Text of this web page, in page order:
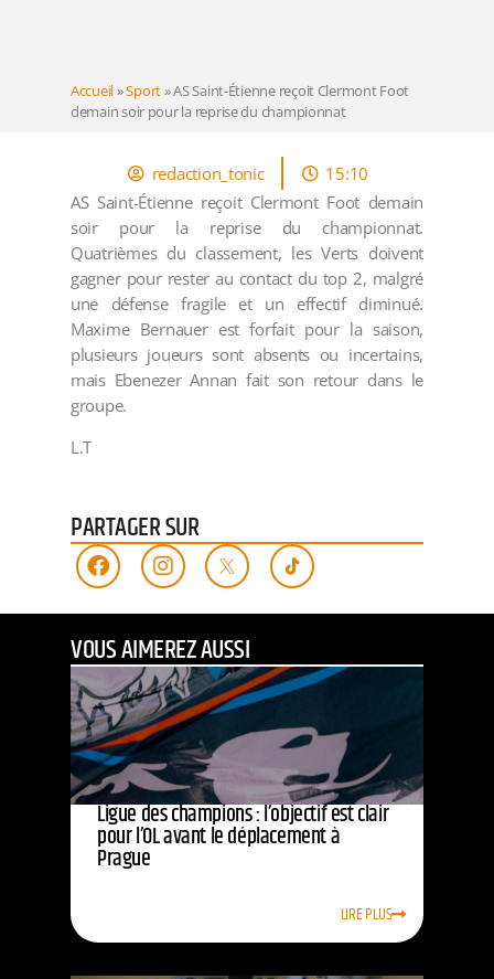
Accueil»Sport»AS Saint-Étienne reçoit Clermont Foot
demain soir pour la reprise du championnat
redaction_tonic
15:10
AS Saint-Étienne reçoit Clermont Foot demain
soir pour la reprise du championnat.
Quatrièmes du classement, les Verts doivent
gagner pour rester au contact du top 2, malgré
une défense fragile et un effectif diminué.
Maxime Bernauer est forfait pour la saison,
plusieurs joueurs sont absents ou incertains,
mais Ebenezer Annan fait son retour dans le
groupe.
L.T
PARTAGER SUR
VOUS AIMEREZ AUSSI
Ligue des champions : l’objectif est clair
pour l’OL avant le déplacement à
Prague
LIRE PLUS